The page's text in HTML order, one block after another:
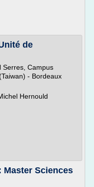
de
Serres, Campus
- Bordeaux
Hernould
Master Sciences